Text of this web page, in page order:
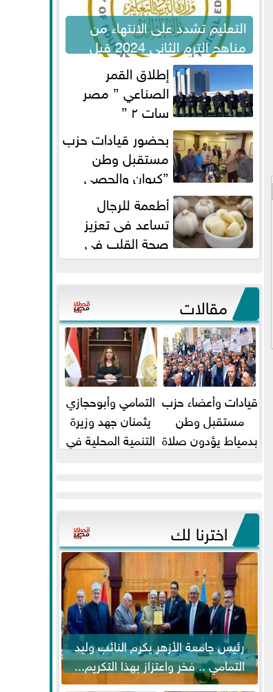
التعليم تشدد على الانتهاء من
مناهج الترم الثاني 2024 قبل
الامتحانات
إطلاق القمر
الصناعي ” مصر
سات ٢ ”
بحضور قيادات حزب
مستقبل وطن
”كيوان والحصي
والتمامي وابوحجازي وعيسي” أمانه
كفر...
أطعمة للرجال
تساعد فى تعزيز
صحة القلب فى
سن الأربعين
مقالات
قيادات وأعضاء حزب
مستقبل وطن
بدمياط يؤدون صلاة
التمامي وأبوحجازي
يثمنان جهد وزيرة
التنمية المحلية في
اخترنا لك
رئيس جامعة الأزهر يكرم النائب وليد
التمامي .. فخر واعتزاز بهذا التكريم...